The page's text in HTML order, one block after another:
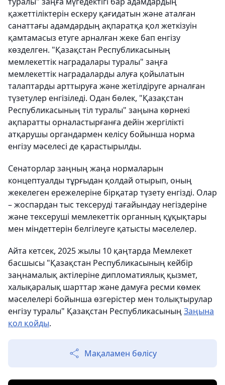
қажеттіліктерін ескеру қағидатын және аталған
санаттағы адамдардың ақпаратқа қол жеткізуін
қамтамасыз етуге арналған жеке бап енгізу
көзделген. "Қазақстан Республикасының
мемлекеттік наградалары туралы" заңға
мемлекеттік наградаларды алуға қойылатын
талаптарды арттыруға және жетілдіруге арналған
түзетулер енгізіледі. Одан бөлек, "Қазақстан
Республикасының тіл туралы" заңына көрнекі
ақпаратты орналастырғанға дейін жергілікті
атқарушы органдармен келісу бойынша норма
енгізу мәселесі де қарастырылды.
Сенаторлар заңның жаңа нормаларын
концептуалды тұрғыдан қолдай отырып, оның
жекелеген ережелеріне бірқатар түзету енгізді. Олар
– жоспардан тыс тексеруді тағайындау негіздеріне
және тексеруші мемлекеттік органның құқықтары
мен міндеттерін белгілеуге қатысты мәселелер.
Айта кетсек, 2025 жылы 10 қаңтарда Мемлекет
басшысы "Қазақстан Республикасының кейбір
заңнамалық актілеріне дипломатиялық қызмет,
халықаралық шарттар және дамуға ресми көмек
мәселелері бойынша өзгерістер мен толықтырулар
енгізу туралы" Қазақстан Республикасының Заңына
қол қойды.
Мақаламен бөлісу